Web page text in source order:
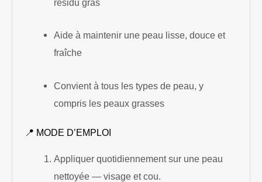
résidu gras
Aide à maintenir une peau lisse, douce et
fraîche
Convient à tous les types de peau, y
compris les peaux grasses
📍 MODE D’EMPLOI
Appliquer quotidiennement sur une peau
nettoyée — visage et cou.